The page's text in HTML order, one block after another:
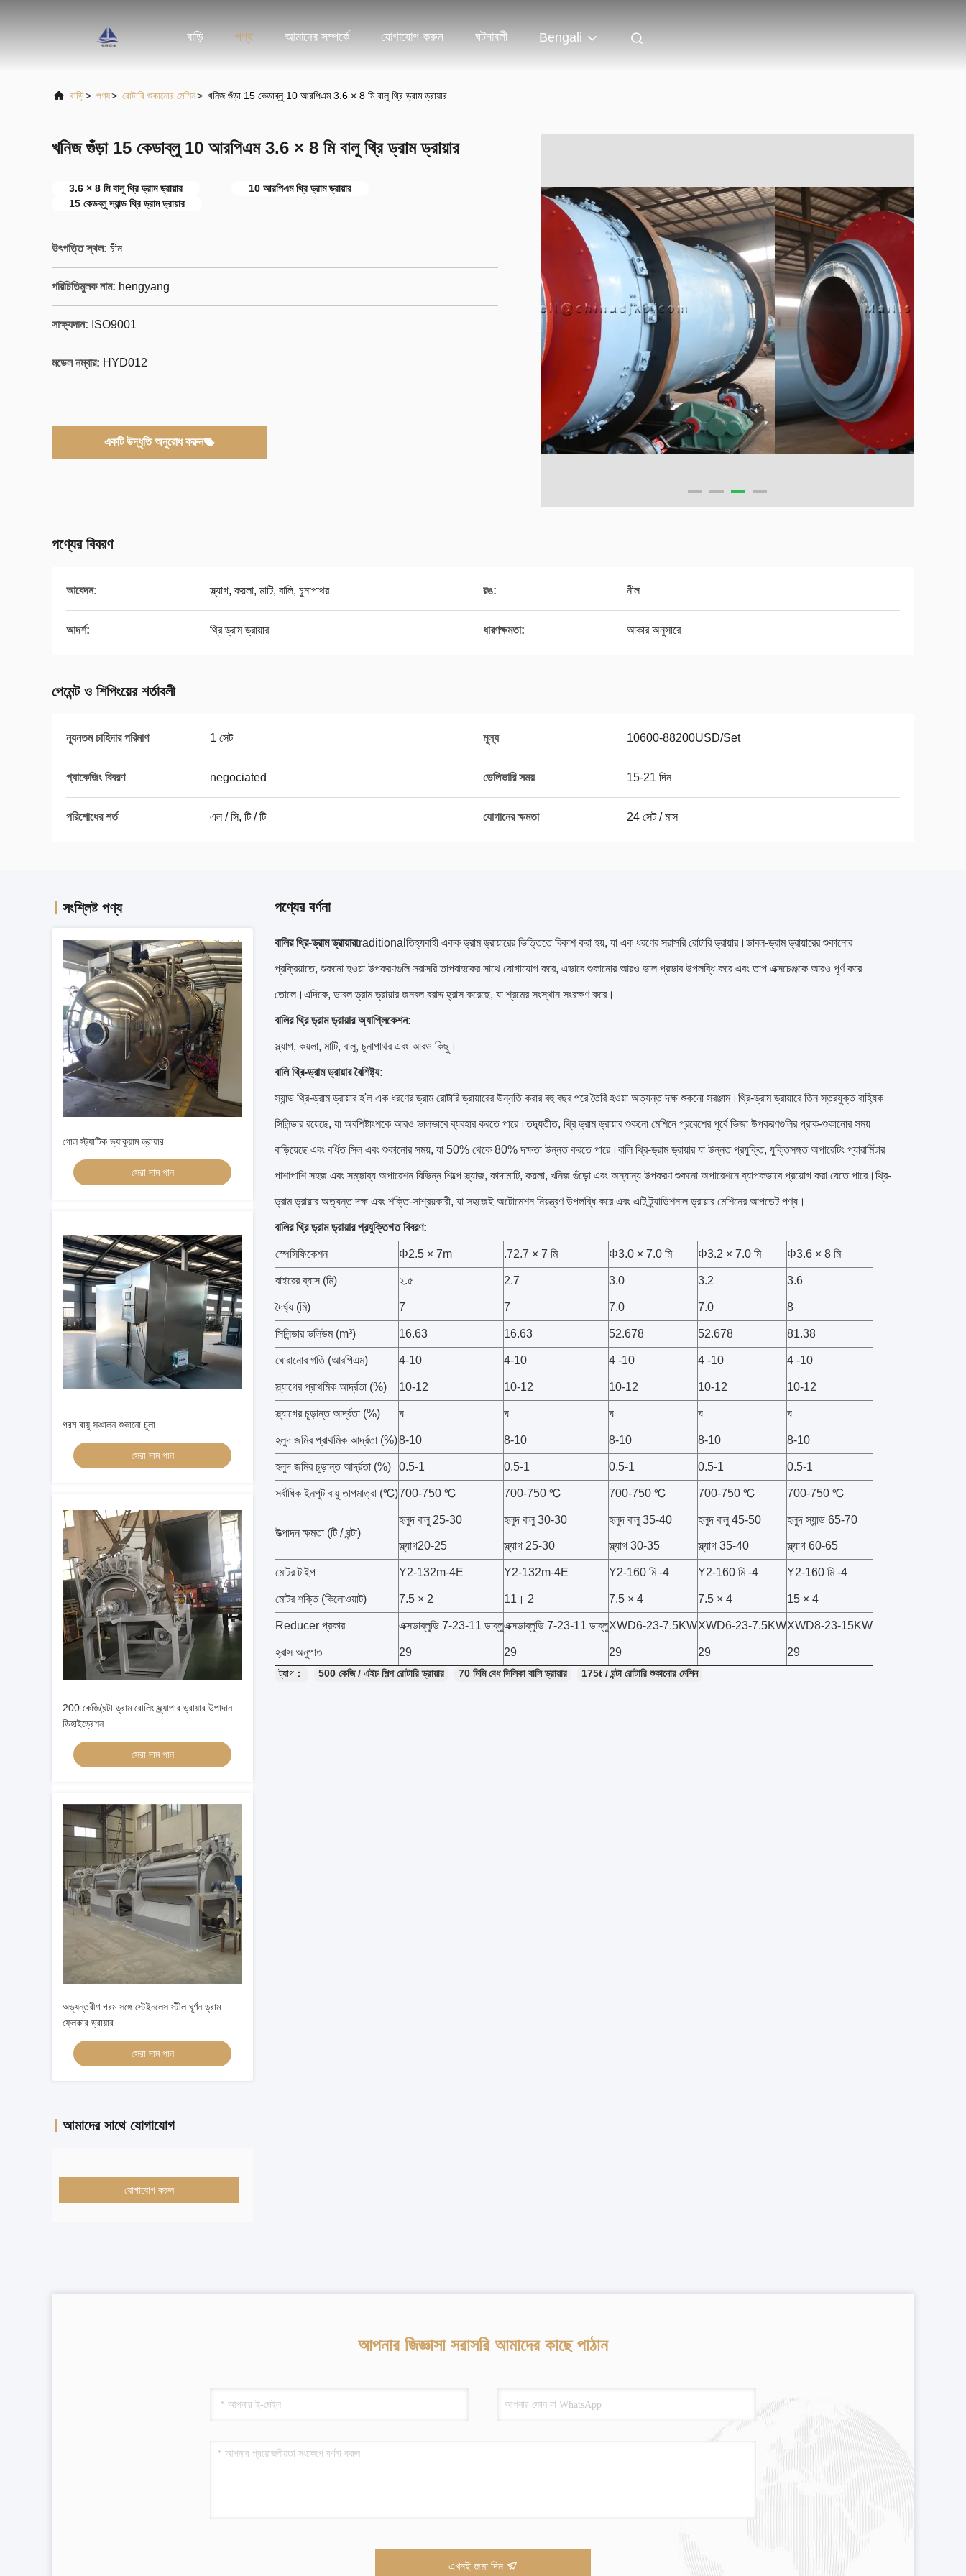
বাড়ি পণ্য আমাদের সম্পর্কে যোগাযোগ করুন ঘটনাবলী Bengali
বাড়ি> পণ্য> রোটারি শুকানোর মেশিন> খনিজ গুঁড়া 15 কেডাব্লু 10 আরপিএম 3.6 × 8 মি বালু থ্রি ড্রাম ড্রায়ার
খনিজ গুঁড়া 15 কেডাব্লু 10 আরপিএম 3.6 × 8 মি বালু থ্রি ড্রাম ড্রায়ার
3.6 × 8 মি বালু থ্রি ড্রাম ড্রায়ার
10 আরপিএম থ্রি ড্রাম ড্রায়ার
15 কেডব্লু স্যান্ড থ্রি ড্রাম ড্রায়ার
উৎপত্তি স্থল: চীন
পরিচিতিমুলক নাম: hengyang
সাক্ষ্যদান: ISO9001
মডেল নম্বার: HYD012
একটি উদ্ধৃতি অনুরোধ করুন
পণ্যের বিবরণ
আবেদন: স্ল্যাগ, কয়লা, মাটি, বালি, চুনাপাথর রঙ: নীল
আদর্শ: থ্রি ড্রাম ড্রায়ার ধারণক্ষমতা: আকার অনুসারে
পেমেন্ট ও শিপিংয়ের শর্তাবলী
ন্যূনতম চাহিদার পরিমাণ 1 সেট মূল্য 10600-88200USD/Set
প্যাকেজিং বিবরণ negociated ডেলিভারি সময় 15-21 দিন
পরিশোধের শর্ত এল / সি, টি / টি যোগানের ক্ষমতা 24 সেট / মাস
সংশ্লিষ্ট পণ্য
গোল স্ট্যাটিক ভ্যাকুয়াম ড্রায়ার
সেরা দাম পান
গরম বায়ু সঞ্চালন শুকানো চুলা
সেরা দাম পান
200 কেজি/ঘন্টা ড্রাম রোলিং স্ক্র্যাপার ড্রায়ার উপাদান
ডিহাইড্রেশন
সেরা দাম পান
অভ্যন্তরীণ গরম সঙ্গে স্টেইনলেস স্টীল ঘূর্ণন ড্রাম
ফ্লেকার ড্রায়ার
সেরা দাম পান
আমাদের সাথে যোগাযোগ
যোগাযোগ করুন
পণ্যের বর্ণনা
বালির থ্রি-ড্রাম ড্রায়ারtraditionalতিহ্যবাহী একক ড্রাম ড্রায়ারের ভিত্তিতে বিকাশ করা হয়, যা এক ধরণের সরাসরি রোটারি ড্রায়ার।ডাবল-ড্রাম ড্রায়ারের শুকানোর
প্রক্রিয়াতে, শুকনো হওয়া উপকরণগুলি সরাসরি তাপবাহকের সাথে যোগাযোগ করে, এভাবে শুকানোর আরও ভাল প্রভাব উপলব্ধি করে এবং তাপ এক্সচেঞ্জকে আরও পূর্ণ করে
তোলে।এদিকে, ডাবল ড্রাম ড্রায়ার জনবল বরাদ্দ হ্রাস করেছে, যা শ্রমের সংস্থান সংরক্ষণ করে।
বালির থ্রি ড্রাম ড্রায়ার অ্যাপ্লিকেশন:
স্ল্যাগ, কয়লা, মাটি, বালু, চুনাপাথর এবং আরও কিছু।
বালি থ্রি-ড্রাম ড্রায়ার বৈশিষ্ট্য:
স্যান্ড থ্রি-ড্রাম ড্রায়ার হ'ল এক ধরণের ড্রাম রোটারি ড্রায়ারের উন্নতি করার বহু বছর পরে তৈরি হওয়া অত্যন্ত দক্ষ শুকনো সরঞ্জাম।থ্রি-ড্রাম ড্রায়ারে তিন স্তরযুক্ত বাহ্যিক
সিলিন্ডার রয়েছে, যা অবশিষ্টাংশকে আরও ভালভাবে ব্যবহার করতে পারে।তদ্ব্যতীত, থ্রি ড্রাম ড্রায়ার শুকনো মেশিনে প্রবেশের পূর্বে ভিজা উপকরণগুলির প্রাক-শুকানোর সময়
বাড়িয়েছে এবং বর্ধিত সিল এবং শুকানোর সময়, যা 50% থেকে 80% দক্ষতা উন্নত করতে পারে।বালি থ্রি-ড্রাম ড্রায়ার যা উন্নত প্রযুক্তি, যুক্তিসঙ্গত অপারেটিং প্যারামিটার
পাশাপাশি সহজ এবং সম্ভাব্য অপারেশন বিভিন্ন শিল্পে স্ল্যাজ, কাদামাটি, কয়লা, খনিজ গুঁড়ো এবং অন্যান্য উপকরণ শুকনো অপারেশনে ব্যাপকভাবে প্রয়োগ করা যেতে পারে।থ্রি-
ড্রাম ড্রায়ার অত্যন্ত দক্ষ এবং শক্তি-সাশ্রয়কারী, যা সহজেই অটোমেশন নিয়ন্ত্রণ উপলব্ধি করে এবং এটি ট্র্যাডিশনাল ড্রায়ার মেশিনের আপডেট পণ্য।
বালির থ্রি ড্রাম ড্রায়ার প্রযুক্তিগত বিবরণ:
স্পেসিফিকেশন Φ2.5 × 7m .72.7 × 7 মি Φ3.0 × 7.0 মি Φ3.2 × 7.0 মি Φ3.6 × 8 মি
বাইরের ব্যাস (মি) ২.৫ 2.7 3.0 3.2 3.6
দৈর্ঘ্য (মি) 7 7 7.0 7.0 8
সিলিন্ডার ভলিউম (m³) 16.63 16.63 52.678 52.678 81.38
ঘোরানোর গতি (আরপিএম) 4-10 4-10 4 -10 4 -10 4 -10
স্ল্যাগের প্রাথমিক আর্দ্রতা (%) 10-12 10-12 10-12 10-12 10-12
স্ল্যাগের চূড়ান্ত আর্দ্রতা (%) ঘ ঘ ঘ ঘ ঘ
হলুদ জমির প্রাথমিক আর্দ্রতা (%)8-10 8-10 8-10 8-10 8-10
হলুদ জমির চূড়ান্ত আর্দ্রতা (%) 0.5-1 0.5-1 0.5-1 0.5-1 0.5-1
সর্বাধিক ইনপুট বায়ু তাপমাত্রা (℃)700-750 ℃ 700-750 ℃ 700-750 ℃ 700-750 ℃ 700-750 ℃
উত্পাদন ক্ষমতা (টি / ঘন্টা)
হলুদ বালু 25-30
স্ল্যাগ20-25
হলুদ বালু 30-30
স্ল্যাগ 25-30
হলুদ বালু 35-40
স্ল্যাগ 30-35
হলুদ বালু 45-50
স্ল্যাগ 35-40
হলুদ স্যান্ড 65-70
স্ল্যাগ 60-65
মোটর টাইপ Y2-132m-4E Y2-132m-4E Y2-160 মি -4 Y2-160 মি -4 Y2-160 মি -4
মোটর শক্তি (কিলোওয়াট) 7.5 × 2 11। 2 7.5 × 4 7.5 × 4 15 × 4
Reducer প্রকার এক্সডাব্লুডি 7-23-11 ডাব্লুএক্সডাব্লুডি 7-23-11 ডাব্লুXWD6-23-7.5KWXWD6-23-7.5KWXWD8-23-15KW
হ্রাস অনুপাত 29 29 29 29 29
ট্যাগ： 500 কেজি / এইচ শিল্প রোটারি ড্রায়ার 70 মিমি বেধ সিলিকা বালি ড্রায়ার 175t / ঘন্টা রোটারি শুকানোর মেশিন
আপনার জিজ্ঞাসা সরাসরি আমাদের কাছে পাঠান
এখনই জমা দিন